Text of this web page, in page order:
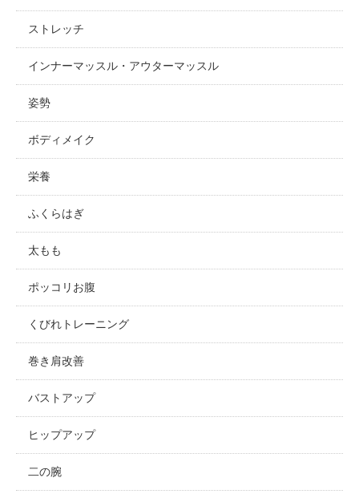
ストレッチ
インナーマッスル・アウターマッスル
姿勢
ボディメイク
栄養
ふくらはぎ
太もも
ポッコリお腹
くびれトレーニング
巻き肩改善
バストアップ
ヒップアップ
二の腕